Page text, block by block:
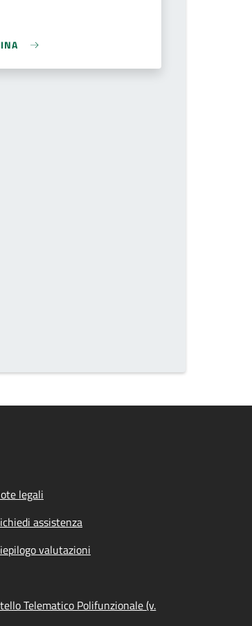
you want to go to
legali
assistenza
valutazioni
Telematico Polifunzionale (v.